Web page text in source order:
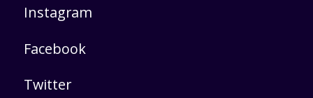
Instagram
Facebook
Twitter